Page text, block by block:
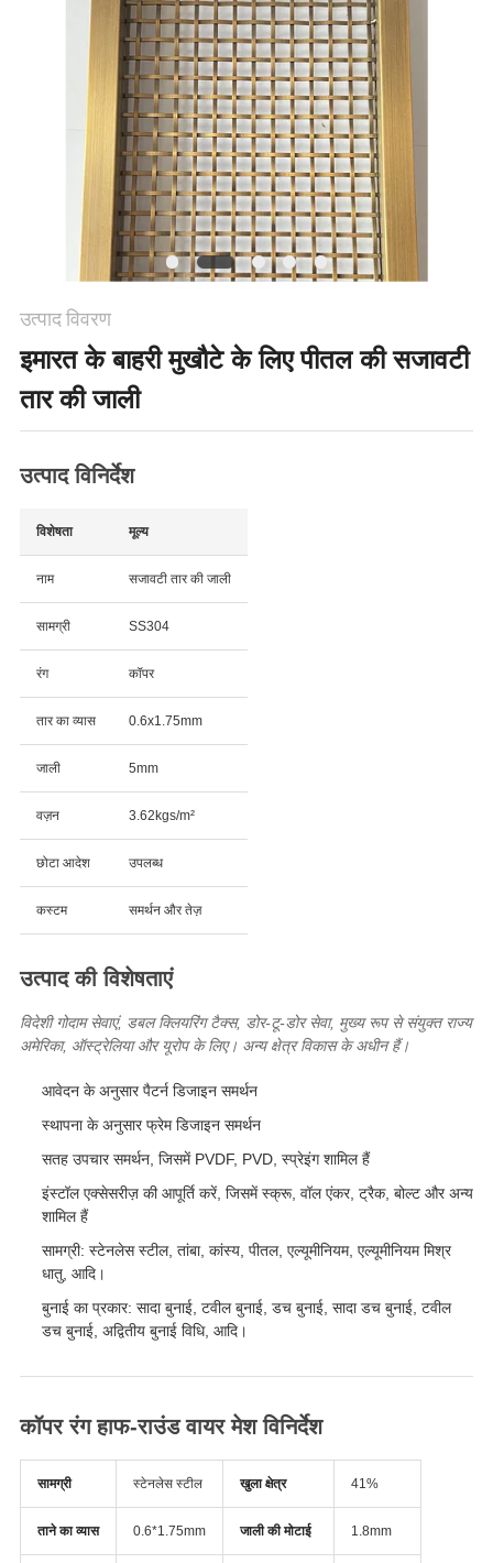
SITEMAP
PRIVACY
POLICY
उत्पाद विवरण
इमारत के बाहरी मुखौटे के लिए पीतल की सजावटी
तार की जाली
उत्पाद विनिर्देश
विशेषता मूल्य
नाम सजावटी तार की जाली
सामग्री SS304
रंग कॉपर
तार का व्यास 0.6x1.75mm
जाली 5mm
वज़न 3.62kgs/m²
छोटा आदेश उपलब्ध
कस्टम समर्थन और तेज़
उत्पाद की विशेषताएं
विदेशी गोदाम सेवाएं, डबल क्लियरिंग टैक्स, डोर-टू-डोर सेवा, मुख्य रूप से संयुक्त राज्य
अमेरिका, ऑस्ट्रेलिया और यूरोप के लिए। अन्य क्षेत्र विकास के अधीन हैं।
आवेदन के अनुसार पैटर्न डिजाइन समर्थन
स्थापना के अनुसार फ्रेम डिजाइन समर्थन
सतह उपचार समर्थन, जिसमें PVDF, PVD, स्प्रेइंग शामिल हैं
इंस्टॉल एक्सेसरीज़ की आपूर्ति करें, जिसमें स्क्रू, वॉल एंकर, ट्रैक, बोल्ट और अन्य
शामिल हैं
सामग्री: स्टेनलेस स्टील, तांबा, कांस्य, पीतल, एल्यूमीनियम, एल्यूमीनियम मिश्र
धातु, आदि।
बुनाई का प्रकार: सादा बुनाई, टवील बुनाई, डच बुनाई, सादा डच बुनाई, टवील
डच बुनाई, अद्वितीय बुनाई विधि, आदि।
कॉपर रंग हाफ-राउंड वायर मेश विनिर्देश
सामग्री स्टेनलेस स्टील खुला क्षेत्र 41%
ताने का व्यास 0.6*1.75mm जाली की मोटाई 1.8mm